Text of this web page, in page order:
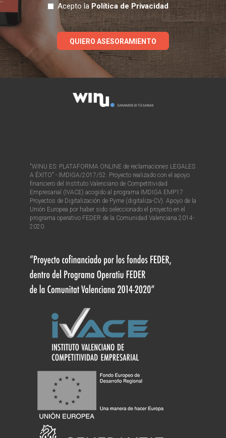
Acepto laPolítica de Privacidad
QUIERO ASESORAMIENTO
"WINU.ES: PLATAFORMA ONLINE de reclamaciones LEGALES
A ÉXITO" - IMDIGA/2017/52. Proyecto realizado con el apoyo
financiero del Instituto Valenciano de Competitividad
Empresarial (IVACE) acogido al programa IMDIGA EMP17
Proyectos de Digitalización de Pyme (digitaliza-CV). Apoyo de la
Unión Europea por haber sido seleccionado el proyecto en el
programa operativo FEDER de la Comunidad Valenciana 2014-
2020.